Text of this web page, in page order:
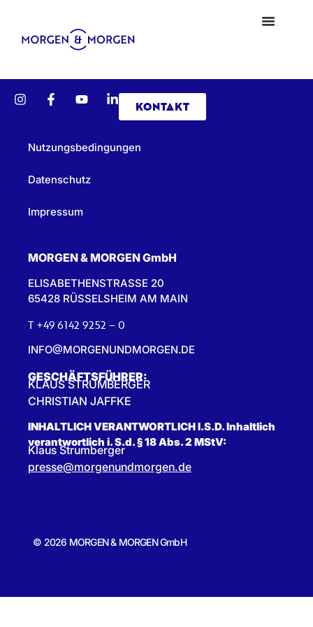
KONTAKT
Nutzungsbedingungen
Datenschutz
Impressum
MORGEN & MORGEN GmbH
ELISABETHENSTRASSE 20
65428 RÜSSELSHEIM AM MAIN
T +49 6142 9252 – 0
INFO@MORGENUNDMORGEN.DE
GESCHÄFTSFÜHRER:
KLAUS STRUMBERGER
CHRISTIAN JAFFKE
INHALTLICH VERANTWORTLICH I.S.D. Inhaltlich
verantwortlich i. S.d. § 18 Abs. 2 MStV:
Klaus Strumberger
presse@morgenundmorgen.de
© 2026 MORGEN & MORGEN GmbH